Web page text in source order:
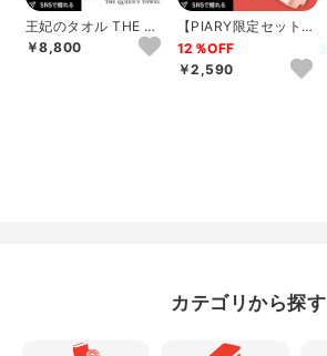
王妃のタオル THE QU
EEN’S TOWEL バス
タ...
￥8,800
【PIARY限定セット】
選べるTHE QUEEN’S
T...
12％OFF
￥2,590
カテゴリから探す